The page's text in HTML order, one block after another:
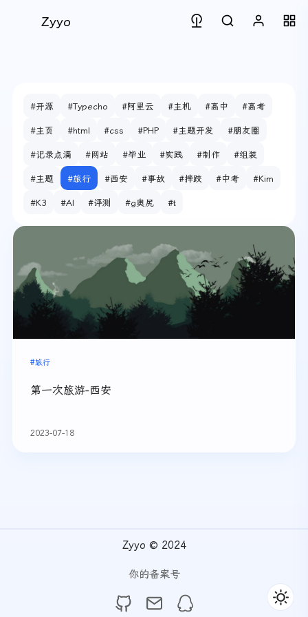
Zyyo
#开源 #Typecho #阿里云 #主机 #高中
#高考
#主页
#html #css #PHP #主题开发
#朋友圈
#记录点滴
#网站 #毕业 #实践 #制作
#组装
#主题
#旅行 #西安 #事故 #摔跤 #中考
#Kim
#K3
#AI #评测 #g奥尻 #t
#旅行
第一次旅游-西安
2023-07-18
Zyyo © 2024
你的备案号